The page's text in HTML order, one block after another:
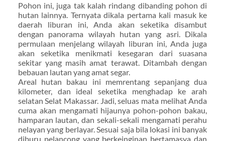
Pohon ini, juga tak kalah rindang dibanding pohon di
hutan lainnya. Ternyata dikala pertama kali masuk ke
daerah liburan ini, Anda akan seketika disambut
dengan panorama wilayah hutan yang asri. Dikala
permulaan menjelang wilayah liburan ini, Anda juga
akan seketika menikmati kesegaran dari suasana
sekitar yang masih amat terawat. Ditambah dengan
bebauan lautan yang amat segar.
Areal hutan bakau ini memrentang sepanjang dua
kilometer, dan ideal seketika menghadap ke arah
selatan Selat Makassar. Jadi, seluas mata melihat Anda
cuma akan mengamati hijaunya pohon-pohon bakau,
hamparan lautan, dan sekali-sekali mengamati perahu
nelayan yang berlayar. Sesuai saja bila lokasi ini banyak
diburu pelancong yang berkeinginan bertamasya dan